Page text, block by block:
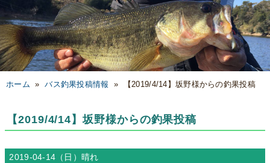
ホーム »バス釣果投稿情報 » 【2019/4/14】坂野様からの釣果投稿
【2019/4/14】坂野様からの釣果投稿
2019-04-14（日）晴れ